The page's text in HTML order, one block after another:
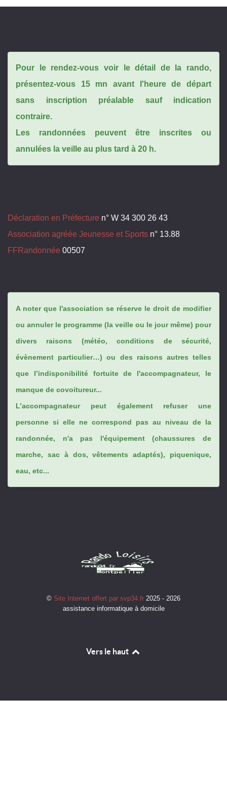
Pour le rendez-vous voir le détail de la rando,
présentez-vous 15 mn avant l'heure de départ
sans inscription préalable sauf indication
contraire.
Les randonnées peuvent être inscrites ou
annulées la veille au plus tard à 20 h.
Déclaration en Préfecture n° W 34 300 26 43
Association agréée Jeunesse et Sports n° 13.88
FFRandonnée 00507
A noter que l'association se réserve le droit de modifier
ou annuler le programme (la veille ou le jour même) pour
divers raisons (météo, conditions de sécurité,
évènement particulier…) ou des raisons autres telles
que l’indisponibilité fortuite de l'accompagnateur, le
manque de covoitureur...
L’accompagnateur peut également refuser une
personne si elle ne correspond pas au niveau de la
randonnée, n'a pas l'équipement (chaussures de
marche, sac à dos, vêtements adaptés), piquenique,
eau, etc...
© Site Internet offert par svp34.fr 2025 - 2026
assistance informatique à domicile
Vers le haut